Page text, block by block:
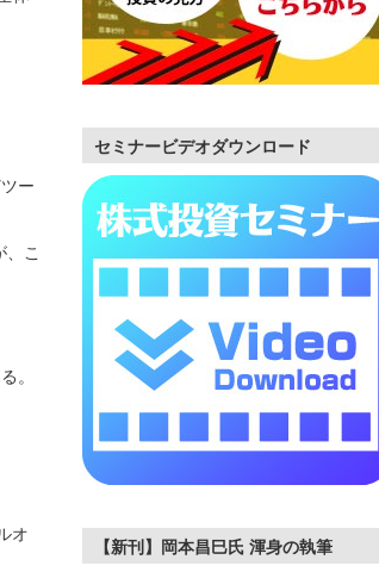
ー
、こ
。
オ
セミナービデオダウンロード
【新刊】岡本昌巳氏 渾身の執筆